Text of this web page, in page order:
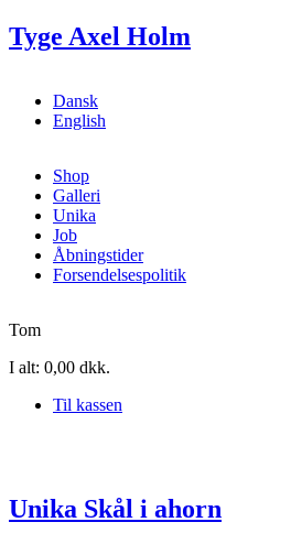
Gå til hovedindhold
Tyge Axel Holm
Dansk
English
Shop
Galleri
Unika
Job
Åbningstider
Forsendelsespolitik
Tom
I alt: 0,00 dkk.
Til kassen
Unika Skål i ahorn